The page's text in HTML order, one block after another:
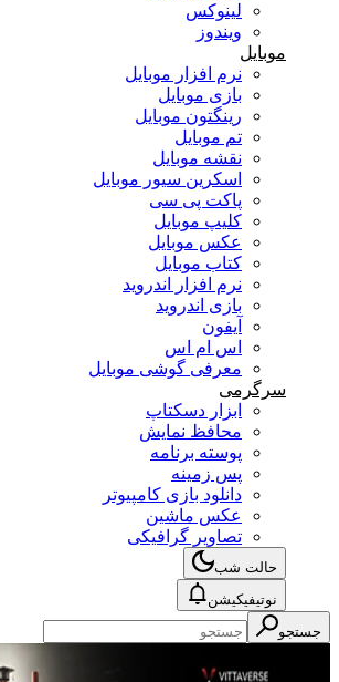
لینوکس
ویندوز
موبایل
نرم افزار موبایل
بازی موبایل
رینگتون موبایل
تم موبایل
نقشه موبایل
اسکرین سیور موبایل
پاکت پی سی
کلیپ موبایل
عکس موبایل
کتاب موبایل
نرم افزار اندروید
بازی اندروید
آیفون
اس ام اس
معرفی گوشی موبایل
سرگرمی
ابزار دسکتاپ
محافظ نمایش
پوسته برنامه
پس زمینه
دانلود بازی کامپیوتر
عکس ماشین
تصاویر گرافیکی
حالت شب
نوتیفیکیشن
جستجو